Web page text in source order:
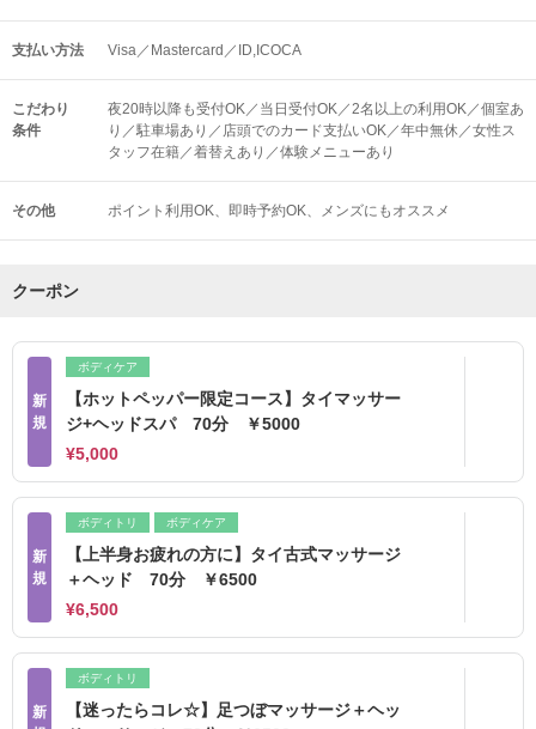
支払い方法 Visa／Mastercard／ID,ICOCA
こだわり
条件
夜20時以降も受付OK／当日受付OK／2名以上の利用OK／個室あ
り／駐車場あり／店頭でのカード支払いOK／年中無休／女性ス
タッフ在籍／着替えあり／体験メニューあり
その他 ポイント利用OK 即時予約OK メンズにもオススメ
クーポン
新
規
ボディケア
【ホットペッパー限定コース】タイマッサー
ジ+ヘッドスパ 70分 ￥5000
¥5,000
新
規
ボディトリ ボディケア
【上半身お疲れの方に】タイ古式マッサージ
＋ヘッド 70分 ￥6500
¥6,500
新
ボディトリ
【迷ったらコレ☆】足つぼマッサージ＋ヘッ